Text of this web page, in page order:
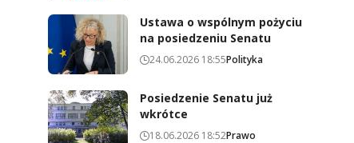
Ustawa o wspólnym pożyciu
na posiedzeniu Senatu
24.06.2026 18:55Polityka
Posiedzenie Senatu już
wkrótce
18.06.2026 18:52Prawo